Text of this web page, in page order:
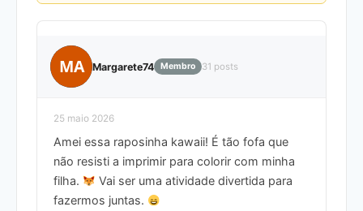
MA Margarete74 Membro 31 posts
25 maio 2026
Amei essa raposinha kawaii! É tão fofa que
não resisti a imprimir para colorir com minha
filha.
Vai ser uma atividade divertida para
fazermos juntas.